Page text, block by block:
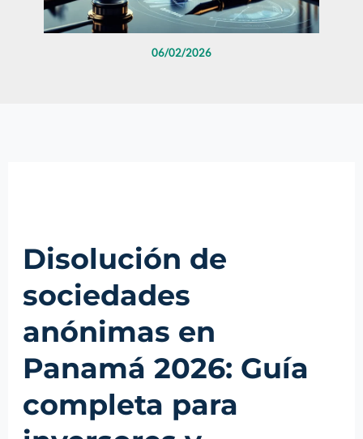
06/02/2026
Disolución de
sociedades
anónimas en
Panamá 2026: Guía
completa para